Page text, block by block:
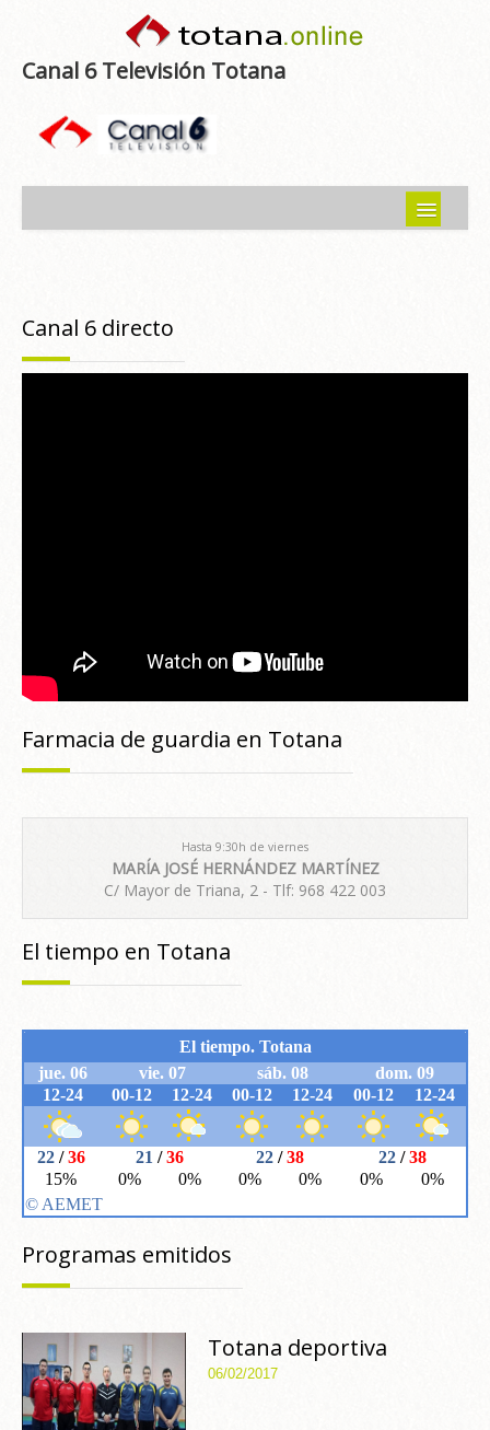
Canal 6 Televisión Totana
Programas emitidos
Programas emitidos
Totana deportiva
06/02/2017
Canal 6 directo
Farmacia de guardia en Totana
Hasta 9:30h de viernes
MARÍA JOSÉ HERNÁNDEZ MARTÍNEZ
C/ Mayor de Triana, 2 - Tlf: 968 422 003
El tiempo en Totana